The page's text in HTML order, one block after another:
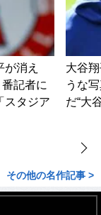
が消え
記者に
スタジア
大谷
うな
だ“大
その他の名作記事 >